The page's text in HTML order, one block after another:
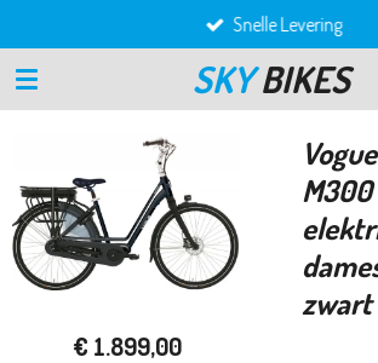
direct
naar
de
SKY BIKES
Snelle Levering
zwart
€ 1.899,00